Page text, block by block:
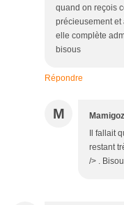
quand on reçois
précieusement et
elle complète
bisous
Répondre
M Mamigoz
Il fallait
restant
/> .